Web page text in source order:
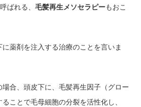
ばれる、 毛髪再生メソセラピーもおこ
に薬剤を注入する治療のことを言いま
合、頭皮下に、毛髪再生因子（グロー
ことで毛母細胞の分裂を活性化し、